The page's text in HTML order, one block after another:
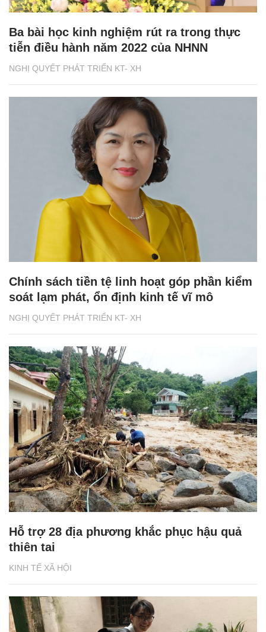
NGHỊ QUYẾT PHÁT TRIỂN KT- XH
Ba bài học kinh nghiệm rút ra trong thực
tiễn điều hành năm 2022 của NHNN
NGHỊ QUYẾT PHÁT TRIỂN KT- XH
Chính sách tiền tệ linh hoạt góp phần kiểm
soát lạm phát, ổn định kinh tế vĩ mô
KINH TẾ XÃ HỘI
Hỗ trợ 28 địa phương khắc phục hậu quả
thiên tai